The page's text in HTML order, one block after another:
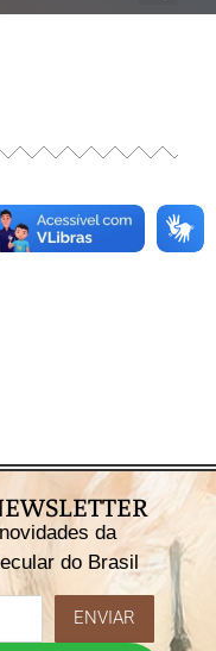
da
do Brasil
ENVIAR